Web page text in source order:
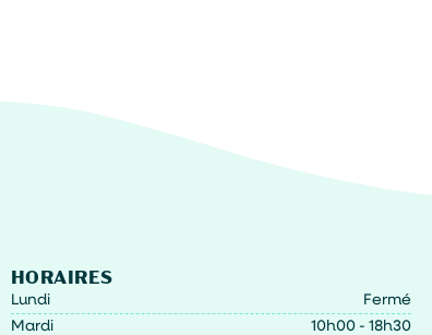
HORAIRES
Lundi
Fermé
Mardi
10h00 - 18h30